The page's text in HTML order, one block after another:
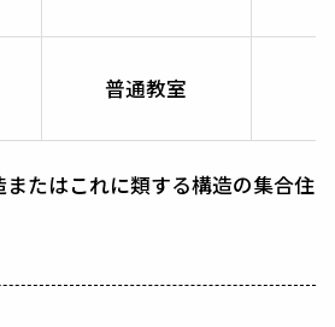
普通教室
たはこれに類する構造の集合住